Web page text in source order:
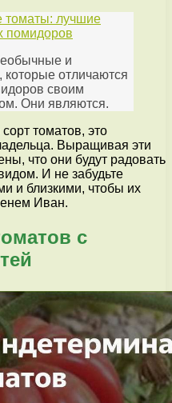
томаты: лучшие
помидоров
и
отличаются
своим
Они являются.
томатов, это
Выращивая эти
что они будут радовать
И не забудьте
и близкими, чтобы их
Иван.
с